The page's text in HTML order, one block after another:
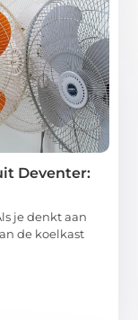
Deventer:
je denkt aan
de koelkast